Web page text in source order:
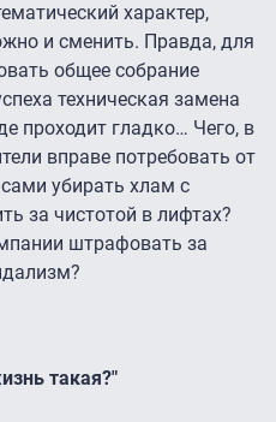
характер,
и сменить. Правда, для
общее собрание
техническая замена
проходит гладко… Чего, в
вправе потребовать от
убирать хлам с
за чистотой в лифтах?
штрафовать за
такая?"